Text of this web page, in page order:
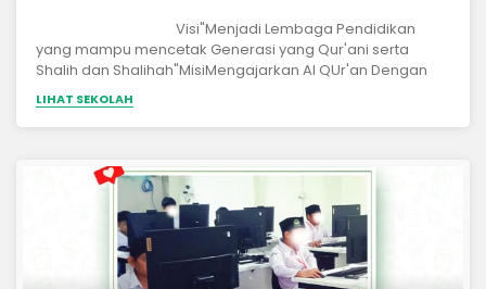
Visi"Menjadi Lembaga Pendidikan
yang mampu mencetak Generasi yang Qur'ani serta
Shalih dan Shalihah"MisiMengajarkan Al QUr'an Dengan
Tajwid yang BenarMencetak Penghafal Al Qur'an yang
MutqinMemandu Penerapan Al Qur'an dan Sunnah
dengan Akhlak Mulia sesuai dengan Nabi Shallalahu 'Alaihi
Kitab-kitab Ulama Sebagai Khazanah
Keilmuan KEUNGGULANSatu Rombel 20 Orang
SantriMengajarkan Aqidah Yang ShahihahHafal Mutun
Tajwid (Tuhfatul Athfal dan Manzhumah Al
Jazariyyah)Hafal 10 JuzSatu Halaqah Tahfizh 8 Orang
SantriHafal Mutun (Ushul Tsalatsah)Hafal Hadits Arba'in
LIHAT SEKOLAH